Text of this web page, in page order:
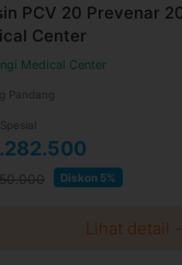
PCV 20 Prevenar
Center
Medical Center
Pandang
Diskon 5%
Lihat detail